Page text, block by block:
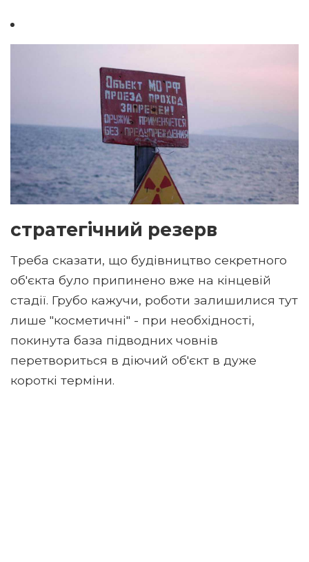
стратегічний резерв
Треба сказати, що будівництво секретного
об'єкта було припинено вже на кінцевій
стадії. Грубо кажучи, роботи залишилися тут
лише "косметичні" - при необхідності,
покинута база підводних човнів
перетвориться в діючий об'єкт в дуже
короткі терміни.